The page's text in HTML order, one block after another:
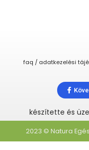
faq / adatkezelési
készítette és
2023 © Natura